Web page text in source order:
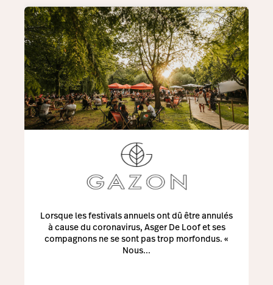
Lorsque les festivals annuels ont dû être annulés
à cause du coronavirus, Asger De Loof et ses
compagnons ne se sont pas trop morfondus. «
Nous...